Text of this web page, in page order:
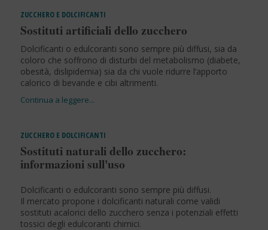
ZUCCHERO E DOLCIFICANTI
Sostituti artificiali dello zucchero
Dolcificanti o edulcoranti sono sempre più diffusi, sia da
coloro che soffrono di disturbi del metabolismo (diabete,
obesità, dislipidemia) sia da chi vuole ridurre l’apporto
calorico di bevande e cibi altrimenti.
ZUCCHERO E DOLCIFICANTI
Sostituti naturali dello zucchero:
informazioni sull'uso
Dolcificanti o edulcoranti sono sempre più diffusi.
Il mercato propone i dolcificanti naturali come validi
sostituti acalorici dello zucchero senza i potenziali effetti
tossici degli edulcoranti chimici.